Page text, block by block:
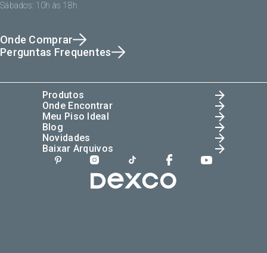
Sábados: 10h às 18h
Onde Comprar
Perguntas Frequentes
Produtos
Onde Encontrar
Meu Piso Ideal
Blog
Novidades
Baixar Arquivos